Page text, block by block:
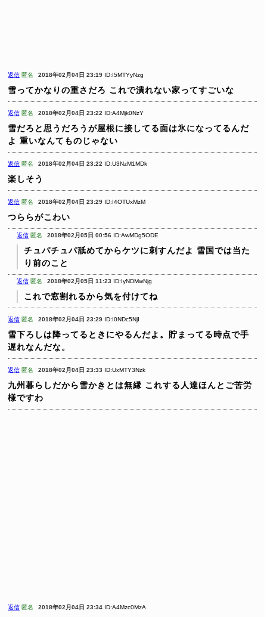
返信 匿名 2018年02月04日 23:19 ID:I5MTYyNzg
雪ってかなりの重さだろ これで潰れない家ってすごいな
返信 匿名 2018年02月04日 23:22 ID:A4Mjk0NzY
雪だろと思うだろうが屋根に接してる面は氷になってるんだ
よ 重いなんてものじゃない
返信 匿名 2018年02月04日 23:22 ID:U3NzM1MDk
楽しそう
返信 匿名 2018年02月04日 23:29 ID:I4OTUxMzM
つららがこわい
返信 匿名 2018年02月05日 00:56 ID:AwMDg5ODE
チュパチュパ舐めてからケツに刺すんだよ 雪国では当た
り前のこと
返信 匿名 2018年02月05日 11:23 ID:IyNDMwNjg
これで窓割れるから気を付けてね
返信 匿名 2018年02月04日 23:29 ID:I0NDc5NjI
雪下ろしは降ってるときにやるんだよ。貯まってる時点で手
遅れなんだな。
返信 匿名 2018年02月04日 23:33 ID:UxMTY3Nzk
九州暮らしだから雪かきとは無縁 これする人達ほんとご苦労
様ですわ
返信 匿名 2018年02月04日 23:34 ID:A4Mzc0MzA